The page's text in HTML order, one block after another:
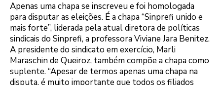
Apenas uma chapa se inscreveu e foi homologada
para disputar as eleições. É a chapa “Sinprefi unido e
mais forte”, liderada pela atual diretora de políticas
sindicais do Sinprefi, a professora Viviane Jara Benitez.
A presidente do sindicato em exercício, Marli
Maraschin de Queiroz, também compõe a chapa como
suplente. “Apesar de termos apenas uma chapa na
disputa, é muito importante que todos os filiados